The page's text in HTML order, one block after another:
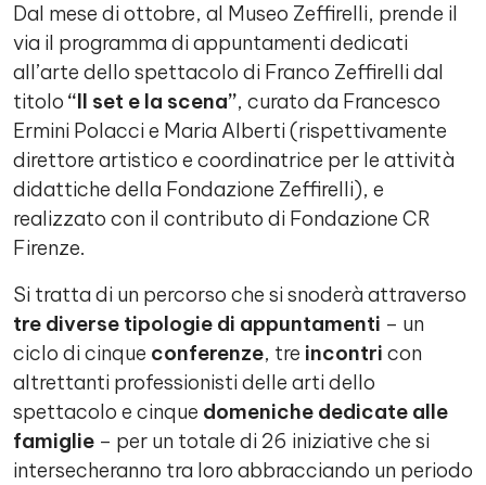
Dal mese di ottobre, al Museo Zeffirelli, prende il
via il programma di appuntamenti dedicati
all’arte dello spettacolo di Franco Zeffirelli dal
titolo “Il set e la scena”, curato da Francesco
Ermini Polacci e Maria Alberti (rispettivamente
direttore artistico e coordinatrice per le attività
didattiche della Fondazione Zeffirelli), e
realizzato con il contributo di Fondazione CR
Firenze.
Si tratta di un percorso che si snoderà attraverso
tre diverse tipologie di appuntamenti – un
ciclo di cinque conferenze, tre incontri con
altrettanti professionisti delle arti dello
spettacolo e cinque domeniche dedicate alle
famiglie – per un totale di 26 iniziative che si
intersecheranno tra loro abbracciando un periodo